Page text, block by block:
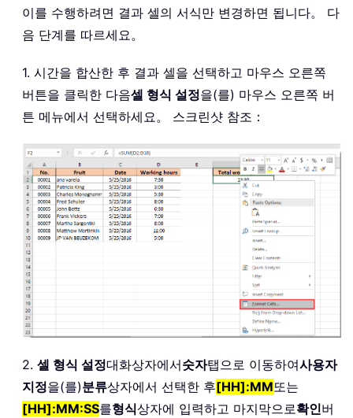
이를 수행하려면 결과 셀의 서식만 변경하면 됩니다。 다
음 단계를 따르세요。
1. 시간을 합산한 후 결과 셀을 선택하고 마우스 오른쪽
버튼을 클릭한 다음셀 형식 설정을(를) 마우스 오른쪽 버
튼 메뉴에서 선택하세요。 스크린샷 참조：
2. 셀 형식 설정대화상자에서숫자탭으로 이동하여사용자
지정을(를)분류상자에서 선택한 후[HH]:MM또는
[HH]:MM:SS를형식상자에 입력하고 마지막으로확인버